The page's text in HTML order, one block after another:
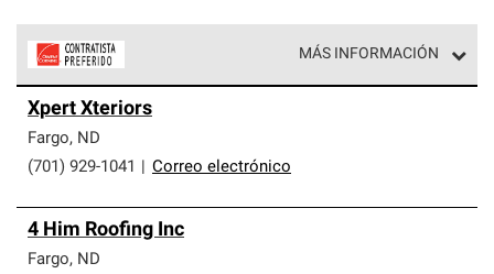
MÁS INFORMACIÓN
parte de una red exclusiva de profesionales de techos
que cumplen con altos estándares y requisitos estrictos
de profesionalismo y confiabilidad.
Xpert Xteriors
Fargo, ND
(701) 929-1041
Correo electrónico
4 Him Roofing Inc
Fargo, ND